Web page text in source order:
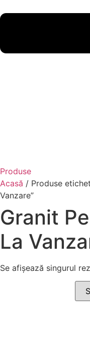
Produse
Acasă / Produse
Vanzare”
Granit
La
Se afișează singurul